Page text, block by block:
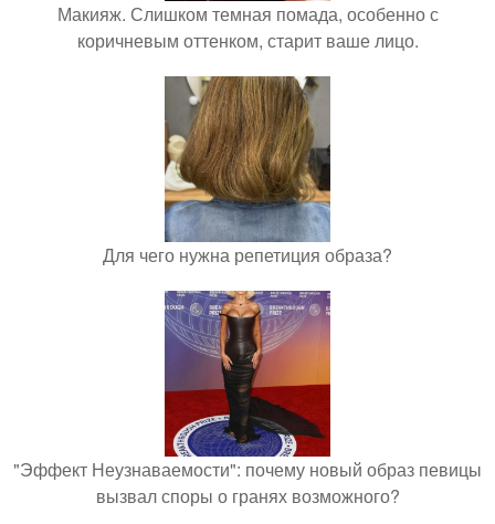
Макияж. Слишком темная помада, особенно с
коричневым оттенком, старит ваше лицо.
Для чего нужна репетиция образа?
"Эффект Неузнаваемости": почему новый образ певицы
вызвал споры о гранях возможного?